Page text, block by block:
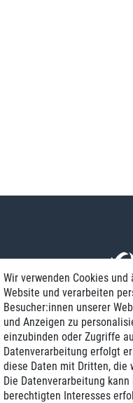
Wir verwenden Cookies
Website und verarbeiten
Besucher:innen unserer
und Anzeigen zu
einzubinden oder Zugriffe
Datenverarbeitung erfolgt
diese Daten mit Dritten, die
Die Datenverarbeitung
berechtigten Interesses